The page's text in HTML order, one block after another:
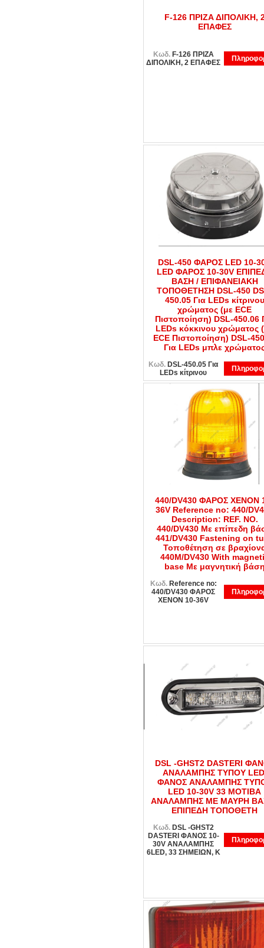
F-126 ΠΡΙΖΑ ΔΙΠΟΛΙΚΗ,
ΕΠΑΦΕΣ
Κωδ. F-126 ΠΡΙΖΑ
ΔΙΠΟΛΙΚΗ, 2 ΕΠΑΦΕΣ
DSL-450 ΦΑΡΟΣ LED 10-
LED ΦΑΡΟΣ 10-30V
ΒΑΣΗ / ΕΠΙΦΑΝΕΙΑΚΗ
ΤΟΠΟΘΕΤΗΣΗ DSL-450
450.05 Για LEDs κίτρινου
χρώματος (με ΕCE
Πιστοποίηση) DSL-450.06
LEDs κόκκινου χρώματος
ECE Πιστοποίηση) DSL-
Για LEDs μπλε
Κωδ. DSL-450.05 Για
LEDs κίτρινου
440/DV430 ΦΑΡΟΣ XENON
36V Reference no: 440/
Description: REF. NO.
440/DV430 Με επίπεδη
441/DV430 Fastening on
Τοποθέτηση σε
440M/DV430 With
base Με μαγνητική
Κωδ. Reference no:
440/DV430 ΦΑΡΟΣ
ΧΕΝΟΝ 10-36V
DSL -GHST2 DASTERI
ANAΛΑΜΠΗΣ ΤΥΠΟΥ
ΦANOΣ ANAΛΑΜΠΗΣ
LED 10-30V 33 MOTIΒΑ
ΑΝΑΛΑΜΠΗΣ ΜΕ ΜΑΥΡΗ
ΕΠΙΠΕΔΗ ΤΟΠΟΘΕΤΗ
Κωδ. DSL -GHST2
DASTERI ΦANOΣ 10-
30V ΑΝΑΛΑΜΠΗΣ
6LED, 33 ΣΗΜΕΙΩΝ, K